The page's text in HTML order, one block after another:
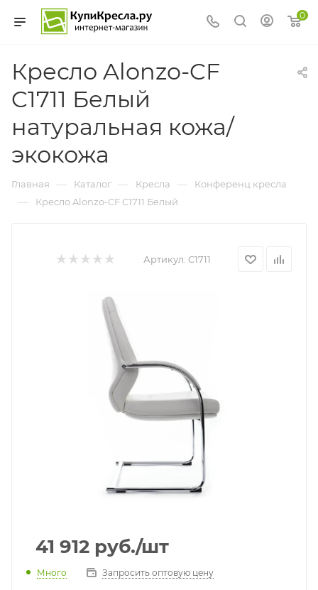
0
Кресло Alonzo-CF
C1711 Белый
натуральная кожа/
экокожа
Главная — Каталог — Кресла — Конференц кресла
— Кресло Alonzo-CF C1711 Белый
Артикул: C1711
41 912 руб./шт
Много Запросить оптовую цену